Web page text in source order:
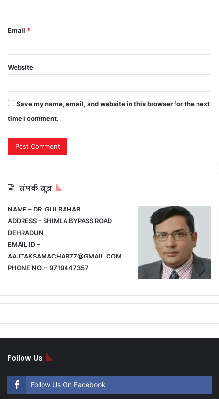
Email *
Website
Save my name, email, and website in this browser for the next
time I comment.
संपर्क सूत्र
NAME – DR. GULBAHAR
ADDRESS – SHIMLA BYPASS ROAD
DEHRADUN
EMAIL ID –
AAJTAKSAMACHAR77@GMAIL.COM
PHONE NO. – 9719447357
Follow Us
Follow Us On Facebook